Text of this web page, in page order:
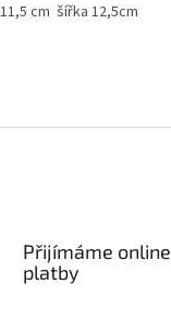
cm šířka 12,5cm
Přijímáme online
platby